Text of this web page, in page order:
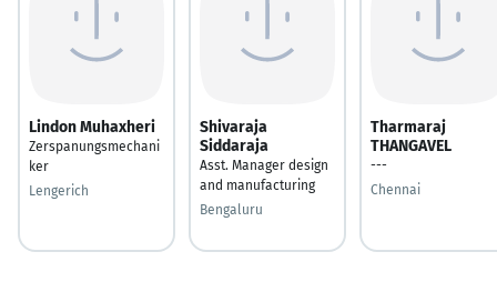
Lindon Muhaxheri
Zerspanungsmechani
ker
Lengerich
Shivaraja
Siddaraja
Asst. Manager design
and manufacturing
Bengaluru
Tharmaraj
THANGAVEL
---
Chennai